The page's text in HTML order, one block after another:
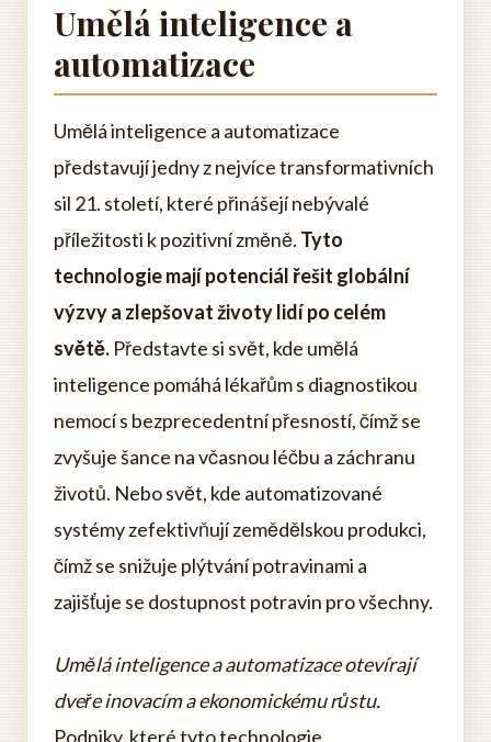
Umělá inteligence a
automatizace
Umělá inteligence a automatizace
představují jedny z nejvíce transformativních
sil 21. století, které přinášejí nebývalé
příležitosti k pozitivní změně. Tyto
technologie mají potenciál řešit globální
výzvy a zlepšovat životy lidí po celém
světě. Představte si svět, kde umělá
inteligence pomáhá lékařům s diagnostikou
nemocí s bezprecedentní přesností, čímž se
zvyšuje šance na včasnou léčbu a záchranu
životů. Nebo svět, kde automatizované
systémy zefektivňují zemědělskou produkci,
čímž se snižuje plýtvání potravinami a
zajišťuje se dostupnost potravin pro všechny.
Umělá inteligence a automatizace otevírají
dveře inovacím a ekonomickému růstu.
Podniky, které tyto technologie